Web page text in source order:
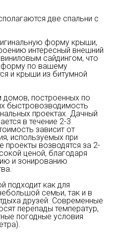
две спальни с
форму крыши,
интересный внешний
сайдингом, что
форму по вашему
и крыши из битумной
построенных по
быстровозводимость
проектах. Дачный
в течение 2-3
зависит от
используемых при
проекты возводятся за 2-
ценой, благодаря
и зонированию
подходит как для
семьи, так и в
друзей. Современные
перепады температур,
погодные условия